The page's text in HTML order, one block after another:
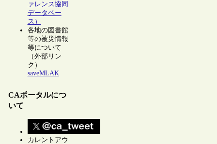
ァレンス協同
データベー
ス）
各地の図書館
等の被災情報
等について
（外部リン
ク）
saveMLAK
CAポータルにつ
いて
カレントアウ